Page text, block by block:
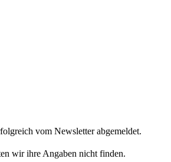
vom Newsletter abgemeldet.
wir ihre Angaben nicht finden.